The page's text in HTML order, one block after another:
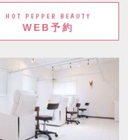
HOT PEPPER BEAUTY
WEB予約